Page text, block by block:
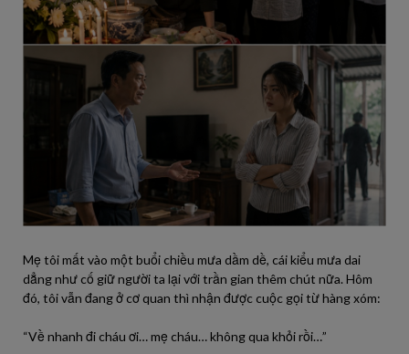
Mẹ tôi mất vào một buổi chiều mưa dầm dề, cái kiểu mưa dai
dẳng như cố giữ người ta lại với trần gian thêm chút nữa. Hôm
đó, tôi vẫn đang ở cơ quan thì nhận được cuộc gọi từ hàng xóm:
“Về nhanh đi cháu ơi… mẹ cháu… không qua khỏi rồi…”